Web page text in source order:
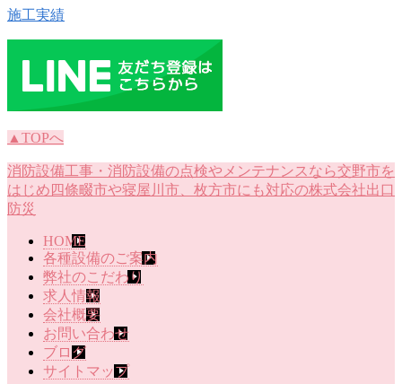
施工実績
▲TOPへ
消防設備工事・消防設備の点検やメンテナンスなら交野市を
はじめ四條畷市や寝屋川市、枚方市にも対応の株式会社出口
防災
HOME
各種設備のご案内
弊社のこだわり
求人情報
会社概要
お問い合わせ
ブログ
サイトマップ